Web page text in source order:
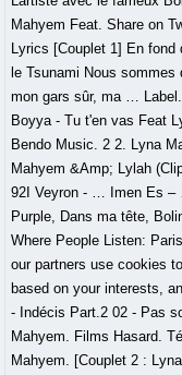
Mahyem Feat. Share on
Lyrics [Couplet 1] En
le Tsunami Nous
mon gars sûr, ma …
Boyya - Tu t'en vas Feat
Bendo Music. 2 2. Lyna
Mahyem &Amp; Lylah
92I Veyron - … Imen Es –
Purple, Dans ma tête,
Where People Listen:
our partners use cookies
based on your interests,
- Indécis Part.2 02 - Pas
Mahyem. Films Hasard.
Mahyem. [Couplet 2 :